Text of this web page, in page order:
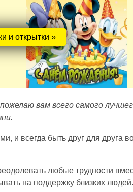
и открытки »
вам всего самого
и всегда быть друг для друга
любые трудности
на поддержку близких людей.